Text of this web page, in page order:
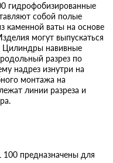
гидрофобизированные
собой полые
каменной ваты на основе
могут выпускаться
Цилиндры навивные
разрез по
надрез изнутри на
монтажа на
линии разреза и
предназначены для